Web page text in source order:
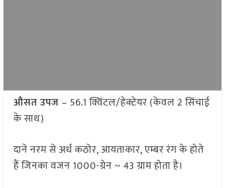
औसत उपज – 56.1 क्विंटल/हेक्टेयर (केवल 2 सिंचाई
के साथ)
दाने नरम से अर्ध कठोर, आयताकार, एम्बर रंग के होते
हैं जिनका वजन 1000-ग्रेन ~ 43 ग्राम होता है।